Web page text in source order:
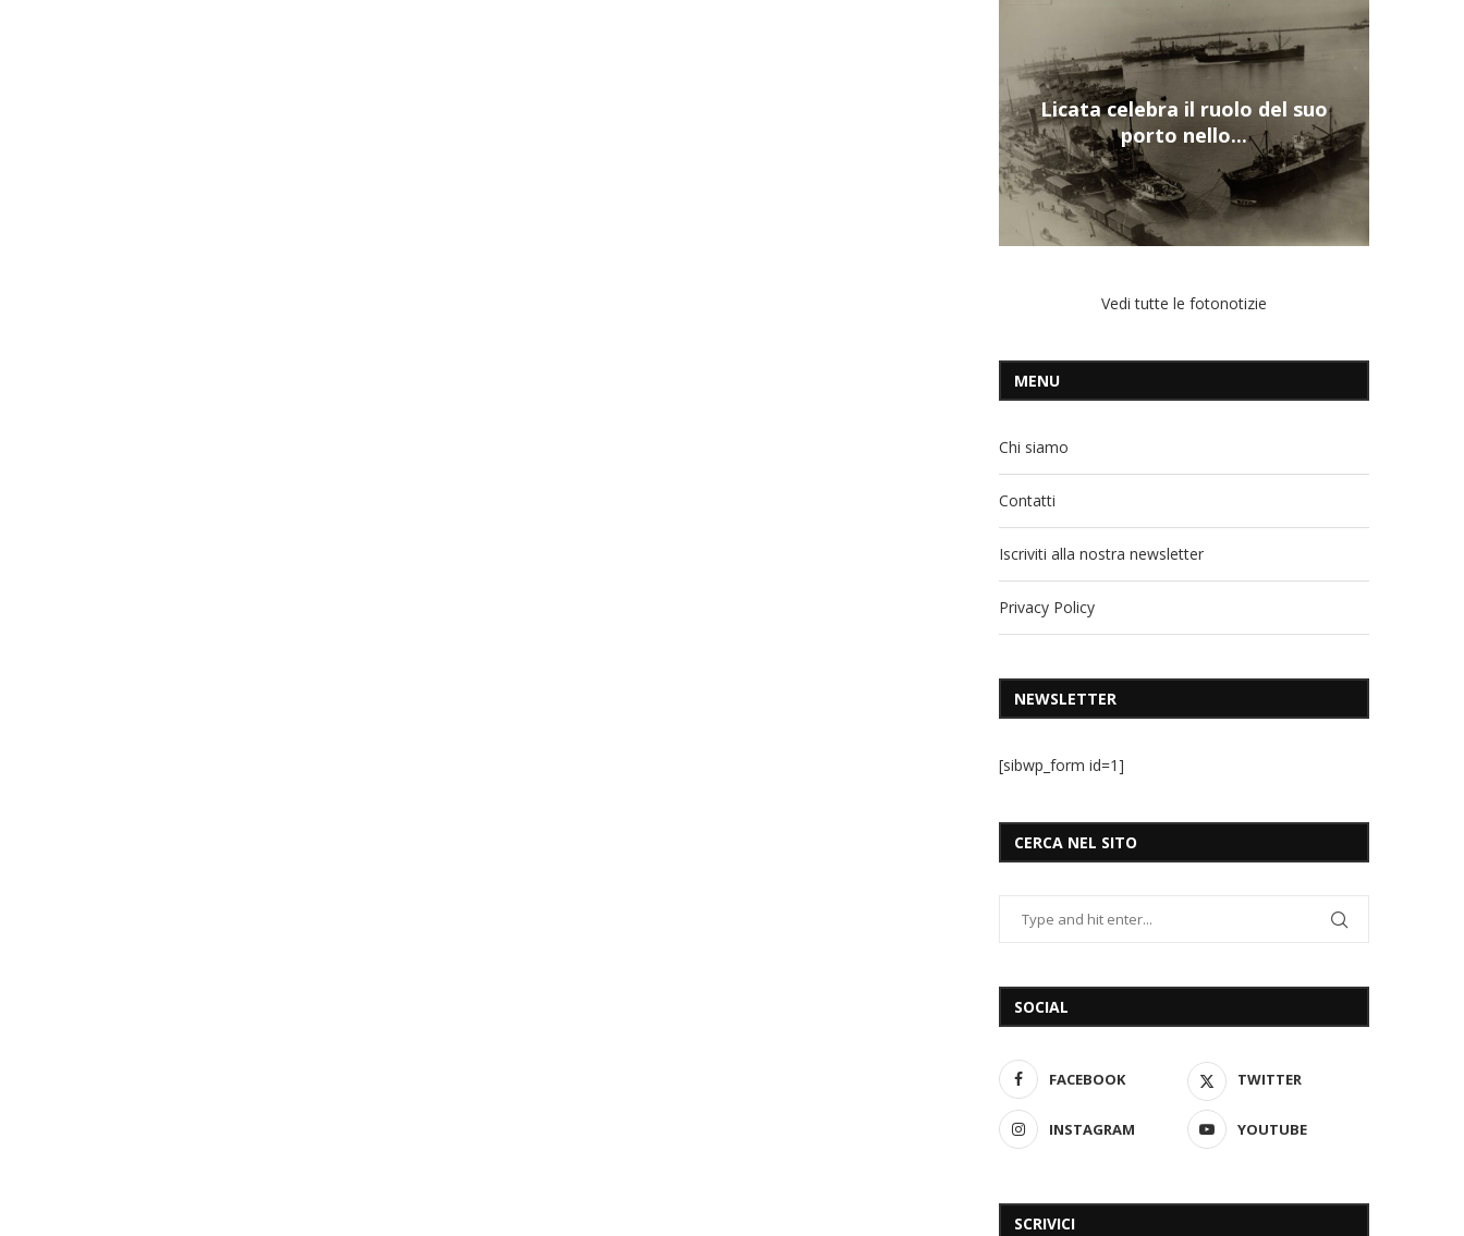
Nuova tanker in acciaio inox
per la Navalmed
Vedi tutte le fotonotizie
MENU
Chi siamo
Contatti
Iscriviti alla nostra newsletter
Privacy Policy
NEWSLETTER
[sibwp_form id=1]
CERCA NEL SITO
SOCIAL
FACEBOOK TWITTER
INSTAGRAM YOUTUBE
SCRIVICI